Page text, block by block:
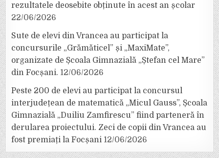
rezultatele deosebite obținute în acest an școlar
22/06/2026
Sute de elevi din Vrancea au participat la
concursurile „Grămăticel” și „MaxiMate”,
organizate de Școala Gimnazială „Ștefan cel Mare”
din Focșani. 12/06/2026
Peste 200 de elevi au participat la concursul
interjudețean de matematică „Micul Gauss”, Școala
Gimnazială „Duiliu Zamfirescu” fiind parteneră în
derularea proiectului. Zeci de copii din Vrancea au
fost premiați la Focșani 12/06/2026